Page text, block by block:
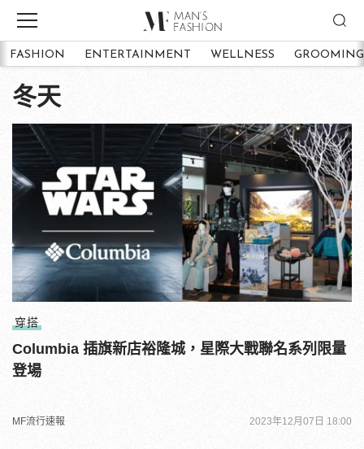
FASHION ENTERTAINMENT WELLNESS GROOMING
冬天
穿搭
Columbia 插旗新店裕隆城，星際大戰聯名系列限量
登場
MF流行速報 2023年12月07日 18:00